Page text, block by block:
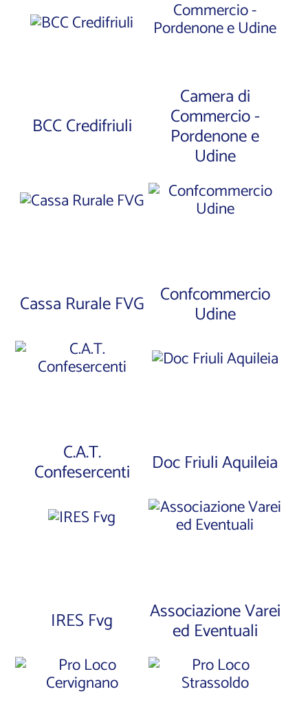
BCC Credifriuli
Camera di
Commercio -
Pordenone e
Udine
Cassa Rurale FVG Confcommercio
Udine
C.A.T.
Confesercenti Doc Friuli Aquileia
IRES Fvg Associazione Varei
ed Eventuali